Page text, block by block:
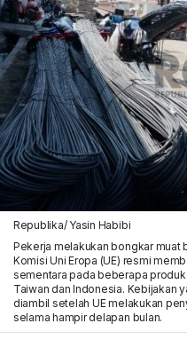
Republika/ Yasin Habibi
Pekerja melakukan bongkar muat
Komisi Uni Eropa (UE) resmi
sementara pada beberapa
Taiwan dan Indonesia. Kebijakan
diambil setelah UE melakukan
selama hampir delapan bulan.